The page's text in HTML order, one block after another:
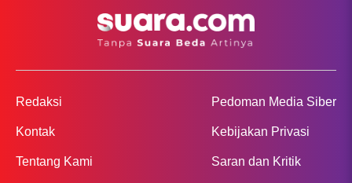
Redaksi
Kontak
Tentang Kami
Pedoman Media Siber
Kebijakan Privasi
Saran dan Kritik